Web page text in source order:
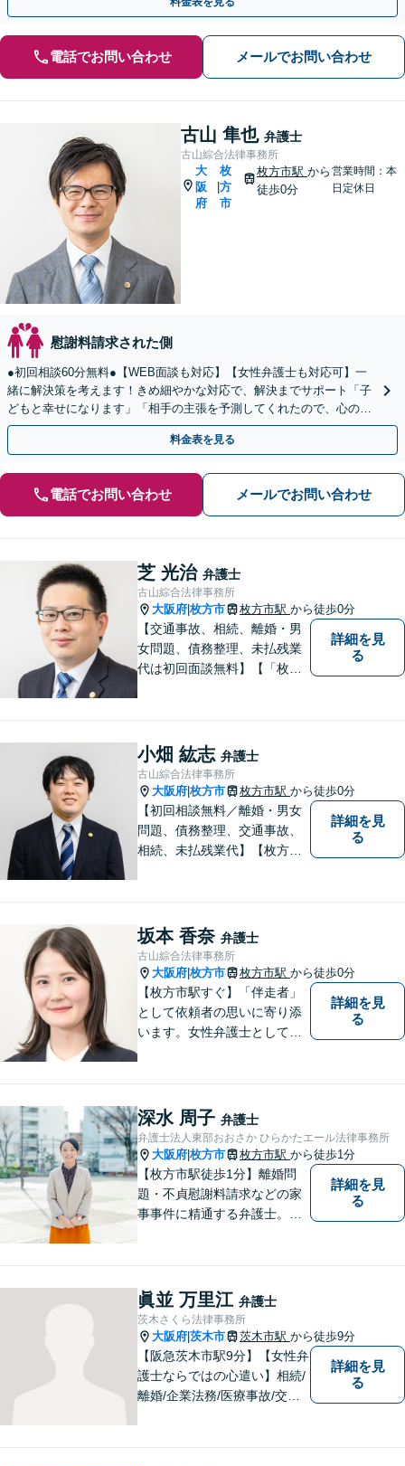
電話でお問い合わせ メールでお問い合わせ
古山 隼也 弁護士
古山綜合法律事務所
大
阪
府
|
枚
方
市
枚方市駅 から
徒歩0分
営業時間：本
日定休日
慰謝料請求された側
●初回相談60分無料●【WEB面談も対応】【女性弁護士も対応可】一
緒に解決策を考えます！きめ細やかな対応で、解決までサポート「子
どもと幸せになります」「相手の主張を予測してくれたので、心の準
備ができました」など、感謝の声多数【子連れ相談可】
料金表を見る
電話でお問い合わせ メールでお問い合わせ
芝 光治 弁護士
古山綜合法律事務所
大阪府 枚方市 枚方市駅 から徒歩0分
【交通事故、相続、離婚・男
女問題、債務整理、未払残業
代は初回面談無料】【「枚方
ヒアリングし、あらゆる観点
から解決策をご提案してまい
ります。
詳細を見
る
小畑 紘志 弁護士
古山綜合法律事務所
大阪府 枚方市 枚方市駅 から徒歩0分
【初回相談無料／離婚・男女
問題、債務整理、交通事故、
相続、未払残業代】【枚方市
めのお手伝いをしています。
詳細を見
る
坂本 香奈 弁護士
古山綜合法律事務所
大阪府 枚方市 枚方市駅 から徒歩0分
【枚方市駅すぐ】「伴走者」
として依頼者の思いに寄り添
います。女性弁護士としての
あればどうぞ気軽にお声がけ
ください。【オンライン・電
話相談可】【完全個室・防音
対応】
詳細を見
る
深水 周子 弁護士
弁護士法人東部おおさか ひらかたエール法律事務所
大阪府 枚方市 枚方市駅 から徒歩1分
【枚方市駅徒歩1分】離婚問
題・不貞慰謝料請求などの家
事事件に精通する弁護士。依
致します。どんなお悩みで
も、ご相談ください。【キッ
ズスペースあり】
詳細を見
る
眞並 万里江 弁護士
茨木さくら法律事務所
大阪府 茨木市 茨木市駅 から徒歩9分
【阪急茨木市駅9分】【女性弁
護士ならではの心遣い】相続/
離婚/企業法務/医療事故/交通
詳細を見
る